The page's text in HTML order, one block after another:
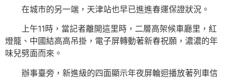
在城市的另一端，天津站也早已進進春運保證狀況。
上午11時，當記者離開這里時，二層高架候車廳里，紅
燈籠、中國結高高吊掛，電子屏轉動著新春祝願，濃濃的年
味兒劈面而來。
辦事臺旁，新進級的四面顯示年夜屏輪迴播放著列車信